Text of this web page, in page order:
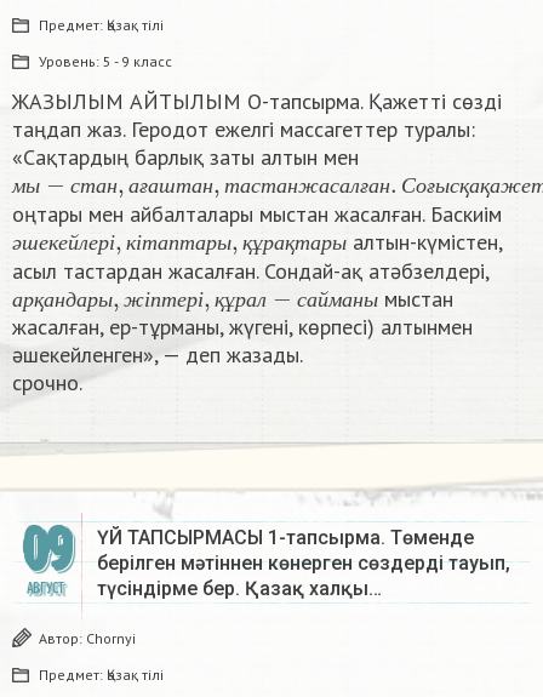
Предмет: Қазақ тiлi
Уровень: 5 - 9 класс
ЖАЗЫЛЫМ АЙТЫЛЫМ О-тапсырма. Қажетті сөзді
таңдап жаз. Геродот ежелгі массагеттер туралы:
«Сақтардың барлық заты алтын мен
мы с т а н а ғ а ш т а н т а с т а н ж а с ал ғ а н С о ғ ыс қа қа ж е
мы−стан,ағ аштан,таст анжас алғ
оңтары мен айбалталары мыстан жасалған. Баскиім
ә ш е к е йл е р і к іт апт ары құр ақт ары
әшеке йле рі,кітаптары,құрақ тары
алтын-күмістен,
асыл тастардан жасалған. Сондай-ақ атәбзелдері,
а р қа н д а р ы ж іптер і құрал с а йма н ы
арқа ндары,жі птері,құрал−сайм аны
мыстан
жасалған, ер-тұрманы, жүгені, көрпесі) алтынмен
әшекейленген», — деп жазады.
срочно.​
09
АВГУСТ
ҮЙ ТАПСЫРМАСЫ 1-тапсырма. Төменде
берілген мәтіннен көнерген сөздерді тауып,
түсіндірме бер. Қазақ халқы…
Автор: Chornyi
Предмет: Қазақ тiлi